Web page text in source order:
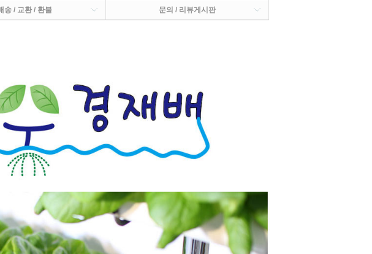
송 / 교환 / 환불 문의 / 리뷰게시판